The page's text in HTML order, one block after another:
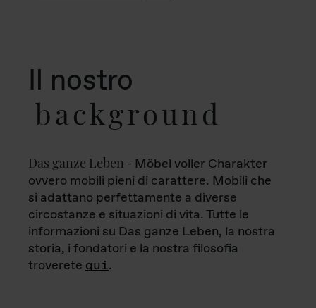
Il nostro
background
Das ganze Leben - Möbel voller Charakter
ovvero mobili pieni di carattere. Mobili che
si adattano perfettamente a diverse
circostanze e situazioni di vita. Tutte le
informazioni su Das ganze Leben, la nostra
storia, i fondatori e la nostra filosofia
troverete qui.